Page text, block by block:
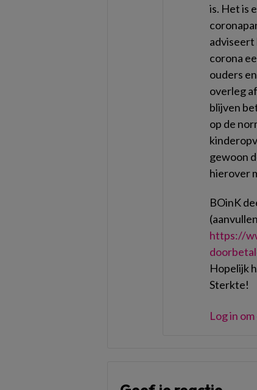
is. Het is
adviseert
corona
ouders
overleg
blijven
op de
gewoon
hierover
BOinK
https://
Hopelijk
Sterkte!
Log in